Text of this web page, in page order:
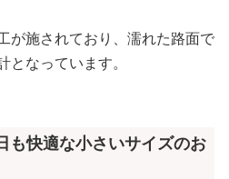
が施されており、濡れた路面で
となっています。
も快適な小さいサイズのお